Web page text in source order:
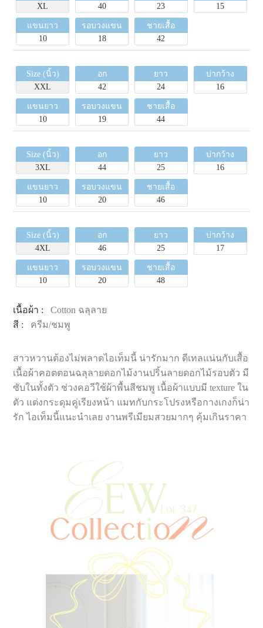
XL
40
23
15
แขนยาว
10
รอบวงแขน
18
ชายเสื้อ
42
Size (นิ้ว)
XXL
อก
42
ยาว
24
บ่ากว้าง
16
แขนยาว
10
รอบวงแขน
19
ชายเสื้อ
44
Size (นิ้ว)
3XL
อก
44
ยาว
25
บ่ากว้าง
16
แขนยาว
10
รอบวงแขน
20
ชายเสื้อ
46
Size (นิ้ว)
4XL
อก
46
ยาว
25
บ่ากว้าง
17
แขนยาว
10
รอบวงแขน
20
ชายเสื้อ
48
เนื้อผ้า :Cotton ฉลุลาย
สี : ครีม/ชมพู
สาวหวานต้องไม่พลาดไอเท็มนี้ น่ารักมาก ดีเทลแน่นกับเสื้อ
เนื้อผ้าคอตตอนฉลุลายดอกไม้งานปริ้นลายดอกไม้รอบตัว มี
ซับในทั้งตัว ช่วงคอวีใช้ผ้าพื้นสีชมพู เนื้อผ้าแบบมี texture ใน
ตัว แต่งกระดุมคู่เรียงหน้า แมทกับกระโปรงหรือกางเกงก็น่า
รัก ไอเท็มนี้แนะนำเลย งานพรีเมียมสวยมากๆ คุ้มเกินราคา